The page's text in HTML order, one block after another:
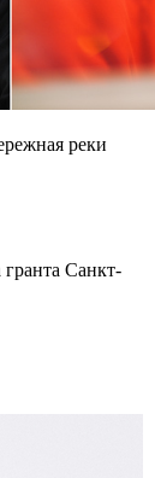
реки
Санкт-